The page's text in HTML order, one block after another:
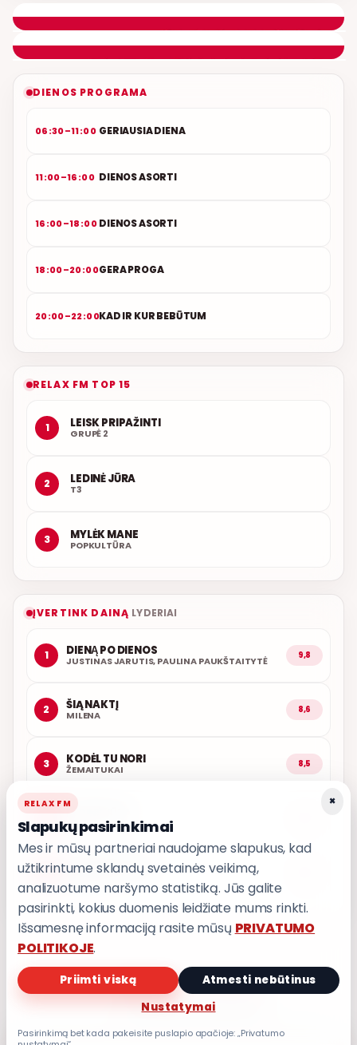
DIENOS PROGRAMA
06:30–11:00 GERIAUSIA DIENA
11:00–16:00 DIENOS ASORTI
16:00–18:00DIENOS ASORTI
18:00–20:00GERA PROGA
20:00–22:00KAD IR KUR BEBŪTUM
RELAX FM TOP 15
1 LEISK PRIPAŽINTI
GRUPĖ 2
2 LEDINĖ JŪRA
T3
3 MYLĖK MANE
POPKULTŪRA
ĮVERTINK DAINĄ LYDERIAI
1 DIENĄ PO DIENOS
JUSTINAS JARUTIS, PAULINA PAUKŠTAITYTĖ 9,8
2 ŠIĄ NAKTĮ
MILENA 8,6
3 KODĖL TU NORI
ŽEMAITUKAI 8,5
T3
5 LEISK PRIPAŽINTI
PRIVATUMO POLITIKA
Privatumo nustatymai
×
RELAX FM
Slapukų pasirinkimai
Mes ir mūsų partneriai naudojame slapukus, kad
užtikrintume sklandų svetainės veikimą,
analizuotume naršymo statistiką. Jūs galite
pasirinkti, kokius duomenis leidžiate mums rinkti.
Išsamesnę informaciją rasite mūsų PRIVATUMO
POLITIKOJE.
Priimti viską
Atmesti nebūtinus
Nustatymai
Pasirinkimą bet kada pakeisite puslapio apačioje: „Privatumo